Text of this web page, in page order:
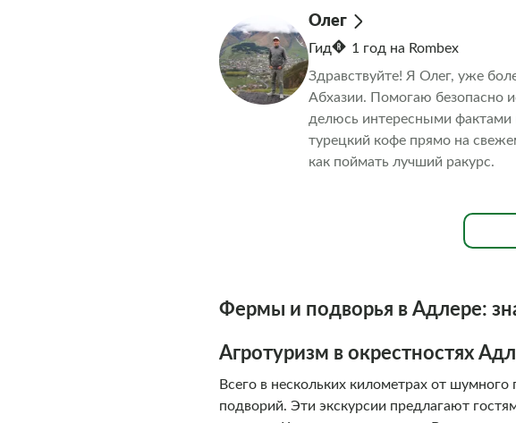
Олег
Гид
1 год на Rombex
Здравствуйте! Я Олег, уже
Абхазии. Помогаю безопасно
делюсь интересными фактами
турецкий кофе прямо на
как поймать лучший ракурс.
Фермы и подворья в Адлере:
Агротуризм в окрестностях
Всего в нескольких километрах от
подворий. Эти экскурсии предлагают